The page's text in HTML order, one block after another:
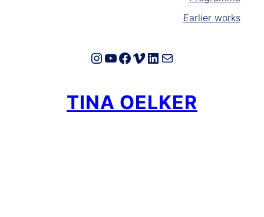
Earlier works
Instagram
YouTube
Facebook
Vimeo
LinkedIn
E-Mail
TINA OELKER